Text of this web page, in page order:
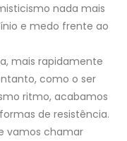
nada mais
e medo frente ao
mais rapidamente
como o ser
ritmo, acabamos
de resistência.
vamos chamar